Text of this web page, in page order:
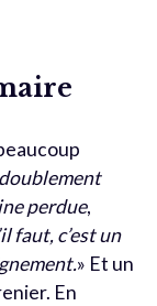
perdue,
faut, c’est un
» Et un
En